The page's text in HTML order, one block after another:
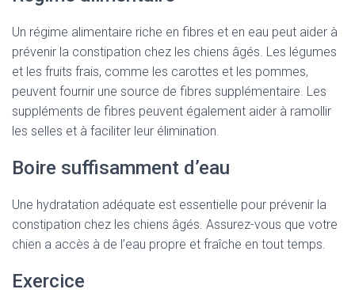
Un régime alimentaire riche en fibres et en eau peut aider à
prévenir la constipation chez les chiens âgés. Les légumes
et les fruits frais, comme les carottes et les pommes,
peuvent fournir une source de fibres supplémentaire. Les
suppléments de fibres peuvent également aider à ramollir
les selles et à faciliter leur élimination.
Boire suffisamment d’eau
Une hydratation adéquate est essentielle pour prévenir la
constipation chez les chiens âgés. Assurez-vous que votre
chien a accès à de l’eau propre et fraîche en tout temps.
Exercice